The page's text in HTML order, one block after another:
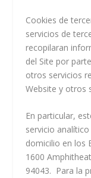
Cookies de
servicios de
recopilaran
del Site por
otros servicios
Website y otros
En particular,
servicio
domicilio en los
1600
94043. Para la